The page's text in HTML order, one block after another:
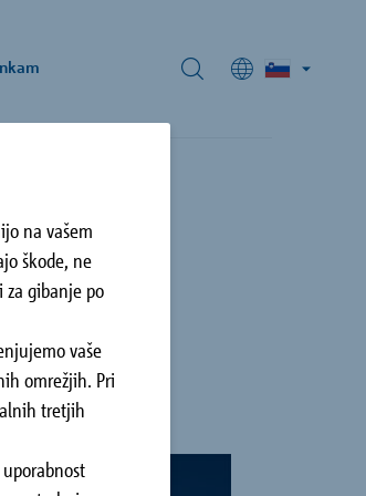
na vašem
škode, ne
gibanje po
vaše
omrežjih. Pri
tretjih